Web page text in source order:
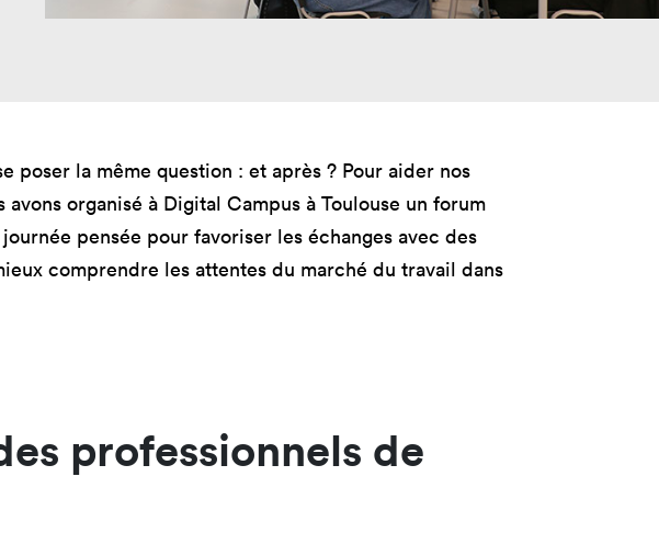
poser la même question : et après ? Pour aider nos
organisé à Digital Campus à Toulouse un forum
pensée pour favoriser les échanges avec des
comprendre les attentes du marché du travail dans
professionnels de
Masterclass